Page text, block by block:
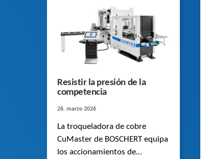
de desplazar una carga
dinámica de hasta 26 toneladas
de forma prácticamente
imperceptible.
Resistir la presión de la
competencia
26. marzo 2026
La troqueladora de cobre
CuMaster de BOSCHERT equipa
los accionamientos de